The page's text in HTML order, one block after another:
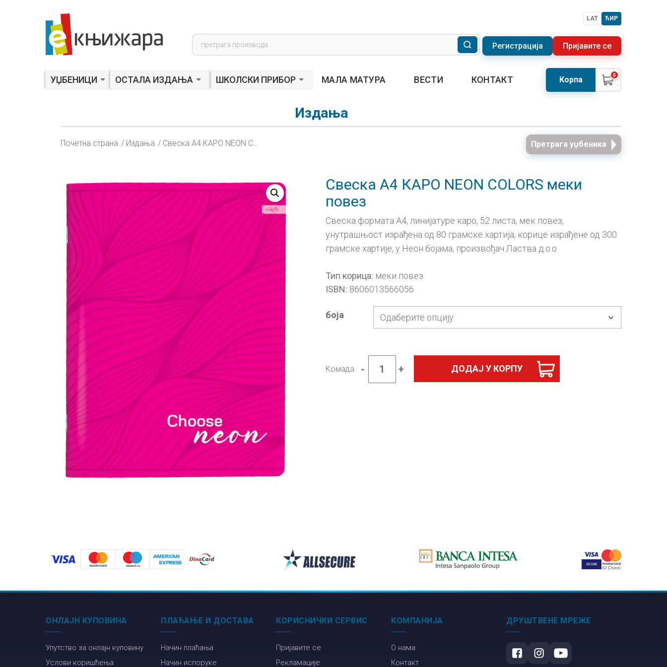
LAT ЋИР
Products
search
Регистрација Пријавите се
УЏБЕНИЦИ ОСТАЛА ИЗДАЊА ШКОЛСКИ ПРИБОР МАЛА МАТУРА ВЕСТИ КОНТАКТ Корпа 0
Издања
Почетна страна Издања Претрага уџбеника
Свеска А4 КАРО NEON COLORS меки
повез
Свеска формата А4, линијатуре каро, 52 листа, мек повез,
унутрашњост израђена од 80 грамске хартија, корице израђене од 300
грамске хартије, у Неон бојама, произвођач Ластва д.о.о.
Тип корица: меки повез
ISBN: 8606013566056
боја
Комада -
Свеска
+ ДОДАЈ У КОРПУ
ОНЛАЈН КУПОВИНА
Упутство за онлајн куповину
Услови коришћења
ПЛАЋАЊЕ И ДОСТАВА
Начин плаћања
Начин испоруке
КОРИСНИЧКИ СЕРВИС
Пријавите се
Рекламације
КОМПАНИЈА
О нама
Контакт
ДРУШТВЕНЕ МРЕЖЕ